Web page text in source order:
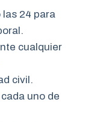
24 para
cualquier
civil.
uno de